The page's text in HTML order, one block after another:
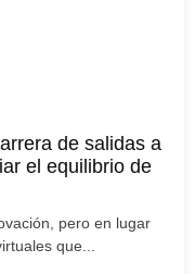
de salidas a
el equilibrio de
pero en lugar
que...